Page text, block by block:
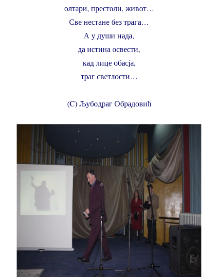
олтари, престоли, живот…
Све нестане без трага…
А у души нада,
да истина освести,
кад лице обасја,
траг светлости…
(C) Љубодраг Обрадовић